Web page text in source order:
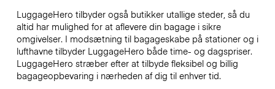
LuggageHero tilbyder også butikker utallige steder, så du
altid har mulighed for at aflevere din bagage i sikre
omgivelser. I modsætning til bagageskabe på stationer og i
lufthavne tilbyder LuggageHero både time- og dagspriser.
LuggageHero stræber efter at tilbyde fleksibel og billig
bagageopbevaring i nærheden af dig til enhver tid.